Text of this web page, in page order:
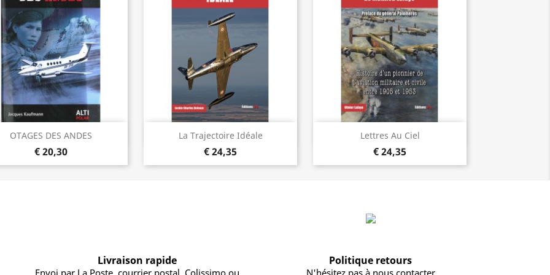
OTAGES DES ANDES
€ 20,30
Visualização rápida La Trajectoire Idéale
€ 24,35
Visualização rápida Lettres Au Ciel
€ 24,35
Visualização rápida
Livraison rapide
Envoi par La Poste, courrier postal, Colissimo ou
Politique retours
N'hésitez pas à nous contacter